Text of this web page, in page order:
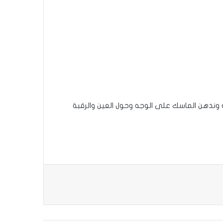
ونغسله بعد الانتظار لمدة 2دعلى الأقل ونجفف الوجه وندهن الماسك على الوجه وحول العين والرقبة